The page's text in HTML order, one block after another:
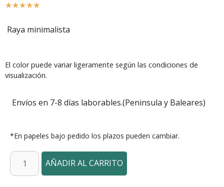
☆☆☆☆☆
Raya minimalista
El color puede variar ligeramente según las condiciones de
visualización.
Envíos en 7-8 días laborables.(Peninsula y Baleares)
*En papeles bajo pedido los plazos pueden cambiar.
AÑADIR AL CARRITO